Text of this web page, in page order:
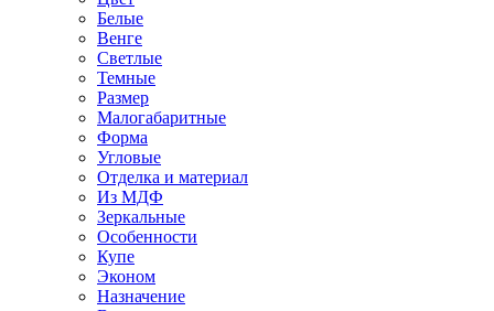
Белые
Венге
Светлые
Темные
Размер
Малогабаритные
Форма
Угловые
Отделка и материал
Из МДФ
Зеркальные
Особенности
Купе
Эконом
Назначение